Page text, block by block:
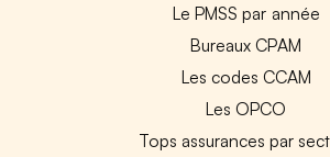
Le PMSS par année
Bureaux CPAM
Les codes CCAM
Les OPCO
Tops assurances par